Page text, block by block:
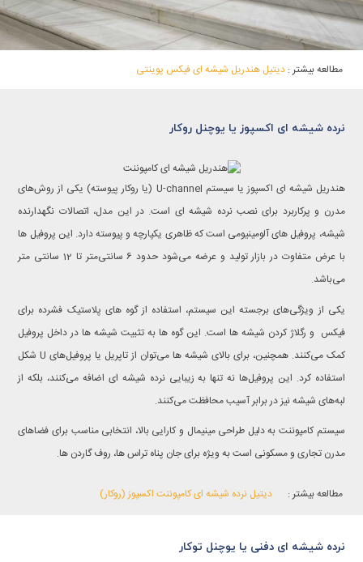
مطالعه بیشتر :دیتیل هندریل شیشه ای فیکس پوینتی
نرده شیشه ای اکسپوز یا یوچنل روکار
هندریل شیشه ای اکسپوز یا سیستم U-channel (یا روکار پیوسته) یکی از روش‌های
مدرن و پرکاربرد برای نصب نرده شیشه ای است. در این مدل، اتصالات نگهدارنده
شیشه، پروفیل های آلومینیومی است که ظاهری یکپارچه و پیوسته دارد. این پروفیل ها
با عرض متفاوت در بازار تولید و عرضه می‌شود حدود 6 سانتی‌متر تا 12 سانتی متر
می‌باشد.
یکی از ویژگی‌های برجسته این سیستم، استفاده از گوه های پلاستیک فشرده برای
فیکس و رگلاژ کردن شیشه ها است. این گوه ها به تثبیت شیشه ها در داخل پروفیل
کمک می‌کنند. همچنین، برای بالای شیشه ها می‌توان از تاپریل یا پروفیل‌های U شکل
استفاده کرد. این پروفیل‌ها نه تنها به زیبایی نرده شیشه ای اضافه می‌کنند، بلکه از
لبه‌های شیشه نیز در برابر آسیب محافظت می‌کنند.
سیستم کامپوننت به دلیل طراحی مینیمال و کارایی بالا، انتخابی مناسب برای فضاهای
مدرن تجاری و مسکونی است به ویژه برای جان پناه تراس ها، روف گاردن ها.
مطالعه بیشتر : دیتیل نرده شیشه ای کامپوننت اکسپوز (روکار)
نرده شیشه ای دفنی یا یوچنل توکار